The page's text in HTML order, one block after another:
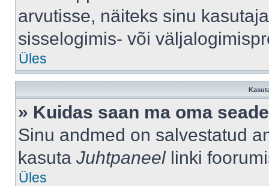
arvutisse, näiteks sinu
sisselogimis- või
Üles
» Kuidas saan ma oma
Sinu andmed on salvestatud
kasuta Juhtpaneellinki
Üles